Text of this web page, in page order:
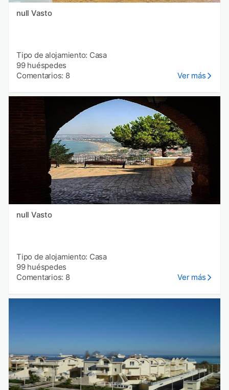
null Vasto
Tipo de alojamiento: Casa
99 huéspedes
Comentarios: 8
Ver más
null Vasto
Tipo de alojamiento: Casa
99 huéspedes
Comentarios: 8
Ver más